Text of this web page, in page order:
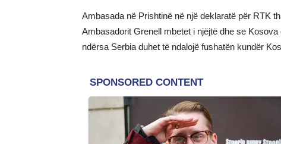
Ambasada në Prishtinë në një deklaratë për RTK
Ambasadorit Grenell mbetet i njëjtë dhe se
ndërsa Serbia duhet të ndalojë fushatën kundër